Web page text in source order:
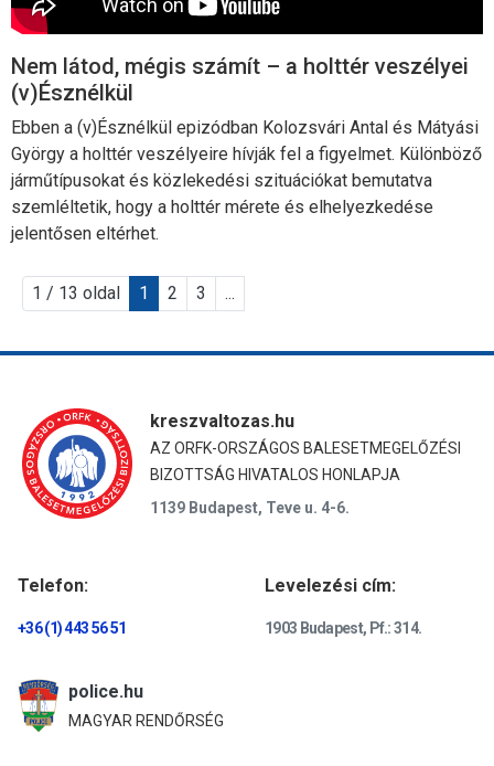
Nem látod, mégis számít – a holttér veszélyei
(v)Észnélkül
Ebben a (v)Észnélkül epizódban Kolozsvári Antal és Mátyási
György a holttér veszélyeire hívják fel a figyelmet. Különböző
járműtípusokat és közlekedési szituációkat bemutatva
szemléltetik, hogy a holttér mérete és elhelyezkedése
jelentősen eltérhet.
1 / 13 oldal 1 2 3 ...
kreszvaltozas.hu
AZ ORFK-ORSZÁGOS BALESETMEGELŐZÉSI
BIZOTTSÁG HIVATALOS HONLAPJA
1139 Budapest, Teve u. 4-6.
Telefon:
+36 (1) 443 56 51
Levelezési cím:
1903 Budapest, Pf.: 314.
police.hu
MAGYAR RENDŐRSÉG